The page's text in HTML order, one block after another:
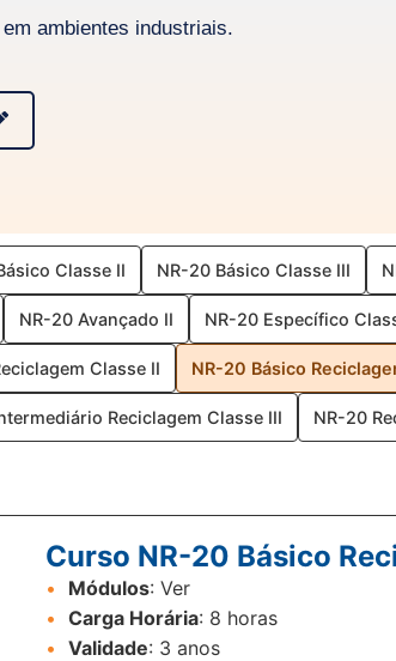
ambientes industriais.
Classe II NR-20 Básico Classe III
NR-20 Avançado II NR-20 Específico
Classe II NR-20 Básico
Reciclagem Classe III NR-20
Curso NR-20 Básico
• Módulos: Ver
•
Carga Horária: 8 horas
•
Validade: 3 anos